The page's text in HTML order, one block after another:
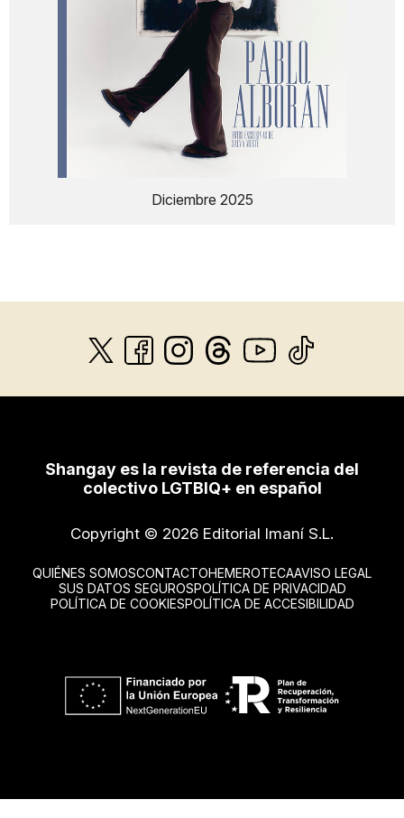
Diciembre 2025
Shangay es la revista de referencia del
colectivo LGTBIQ+ en español
Copyright © 2026 Editorial Imaní S.L.
QUIÉNES SOMOSCONTACTOHEMEROTECAAVISO LEGAL
SUS DATOS SEGUROSPOLÍTICA DE PRIVACIDAD
POLÍTICA DE COOKIESPOLÍTICA DE ACCESIBILIDAD